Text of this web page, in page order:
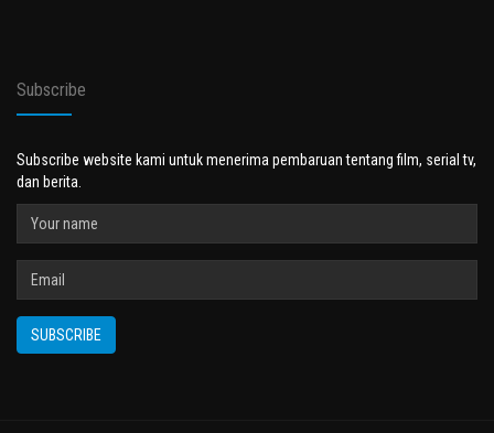
Subscribe
Subscribe website kami untuk menerima pembaruan tentang film, serial tv,
dan berita.
SUBSCRIBE